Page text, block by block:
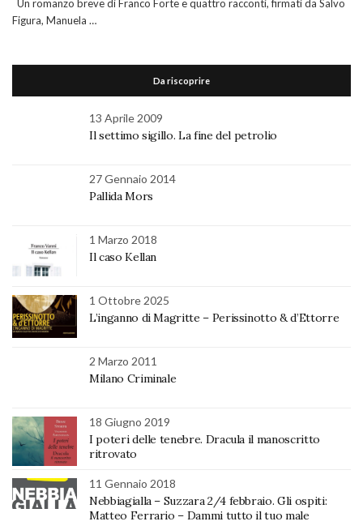
Un romanzo breve di Franco Forte e quattro racconti, firmati da Salvo
Figura, Manuela …
Da riscoprire
13 Aprile 2009
Il settimo sigillo. La fine del petrolio
27 Gennaio 2014
Pallida Mors
1 Marzo 2018
Il caso Kellan
1 Ottobre 2025
L’inganno di Magritte – Perissinotto & d’Ettorre
2 Marzo 2011
Milano Criminale
18 Giugno 2019
I poteri delle tenebre. Dracula il manoscritto
ritrovato
11 Gennaio 2018
Nebbiagialla – Suzzara 2/4 febbraio. Gli ospiti:
Matteo Ferrario – Dammi tutto il tuo male